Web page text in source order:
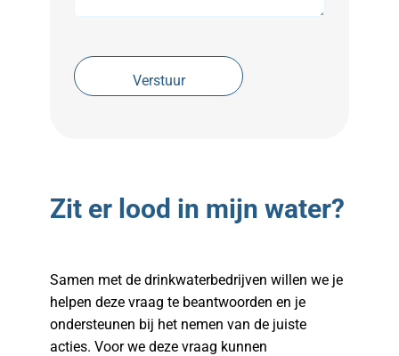
Zit er lood in mijn water?
Samen met de drinkwaterbedrijven willen we je
helpen deze vraag te beantwoorden en je
ondersteunen bij het nemen van de juiste
acties. Voor we deze vraag kunnen